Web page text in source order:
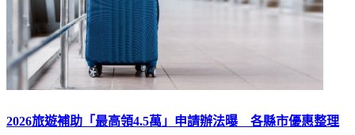
2026旅遊補助「最高領4.5萬」申請辦法曝 各縣市優惠整理